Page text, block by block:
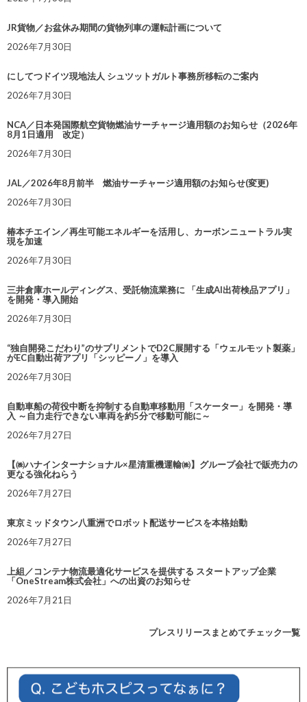
JR貨物／お盆休み期間の貨物列車の運転計画について
2026年7月30日
にしてつドイツ現地法人 シュツットガルト事務所移転のご案内
2026年7月30日
NCA／日本発国際航空貨物燃油サーチャージ適用額のお知らせ（2026年
8月1日適用 改定）
2026年7月30日
JAL／2026年8月前半 燃油サーチャージ適用額のお知らせ(変更)
2026年7月30日
椿本チエイン／再生可能エネルギーを活用し、カーボンニュートラル実
現を加速
2026年7月30日
三井倉庫ホールディングス、受託物流業務に 「生成AI出荷検品アプリ」
を開発・導入開始
2026年7月30日
“独自開発こだわり”のサプリメントでD2C展開する「ウェルモット製薬」
がEC自動出荷アプリ「シッピーノ」を導入
2026年7月30日
自動車船の荷役中断を抑制する自動車移動用「スケーター」を開発・導
入 ～自力走行できない車両を約5分で移動可能に～
2026年7月27日
【㈱ハナインターナショナル×星清重機運輸㈱】グループ会社で販売力の
更なる強化ねらう
2026年7月27日
東京ミッドタウン八重洲でロボット配送サービスを本格始動
2026年7月27日
上組／コンテナ物流最適化サービスを提供する スタートアップ企業
「OneStream株式会社」への出資のお知らせ
2026年7月21日
プレスリリースまとめてチェック一覧